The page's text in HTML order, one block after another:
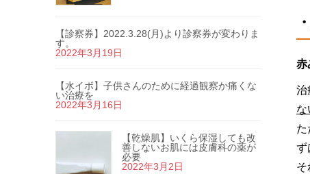
赤
治
な
た
ず
そ
【診察券】2022.3.28(月)より診察券が変わりま
す。
2022年3月19日
【水イボ】子供さんのために経過観察か痛くな
い治療を
2022年3月16日
【乾燥肌】いくら保湿しても改
善しないお肌には皮膚科の薬が
必要
2022年3月2日